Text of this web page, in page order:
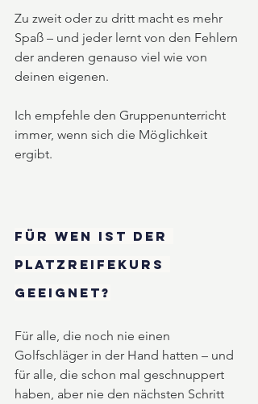
Zu zweit oder zu dritt macht es mehr
Spaß – und jeder lernt von den Fehlern
der anderen genauso viel wie von
deinen eigenen.
Ich empfehle den Gruppenunterricht
immer, wenn sich die Möglichkeit
ergibt.
Für wen ist der
Platzreifekurs
geeignet?
Für alle, die noch nie einen
Golfschläger in der Hand hatten – und
für alle, die schon mal geschnuppert
haben, aber nie den nächsten Schritt